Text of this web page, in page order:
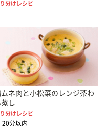
分けレシピ
ネ肉と小松菜のレンジ茶わ
蒸し
分けレシピ
20分以内